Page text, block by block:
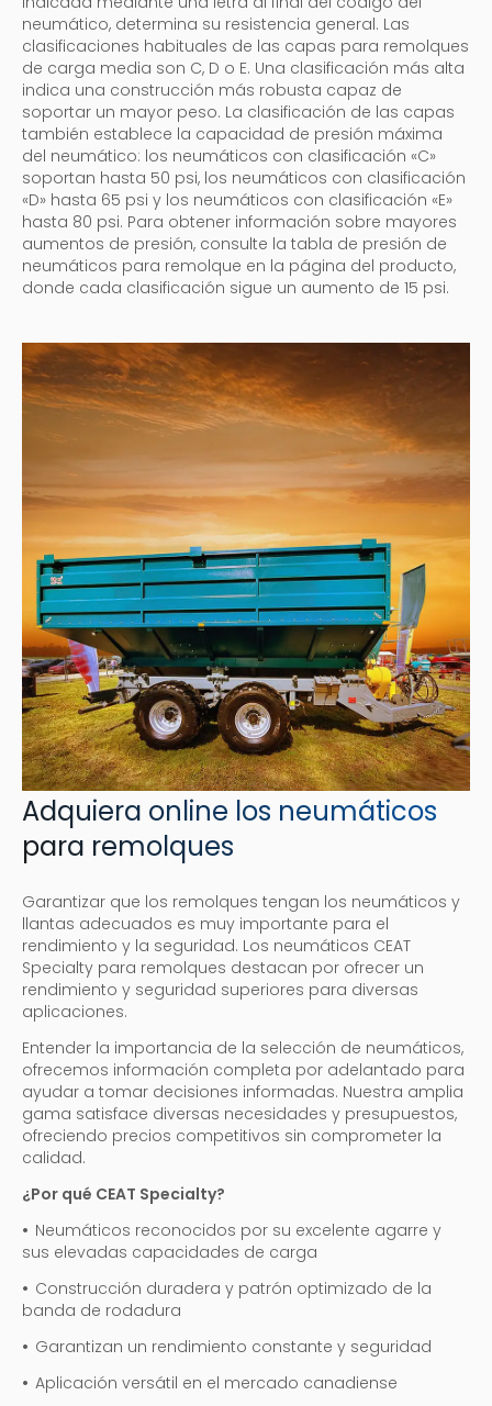
neumático, determina su resistencia general. Las
clasificaciones habituales de las capas para remolques
de carga media son C, D o E. Una clasificación más alta
indica una construcción más robusta capaz de
soportar un mayor peso. La clasificación de las capas
también establece la capacidad de presión máxima
del neumático: los neumáticos con clasificación «C»
soportan hasta 50 psi, los neumáticos con clasificación
«D» hasta 65 psi y los neumáticos con clasificación «E»
hasta 80 psi. Para obtener información sobre mayores
aumentos de presión, consulte la tabla de presión de
neumáticos para remolque en la página del producto,
donde cada clasificación sigue un aumento de 15 psi.
Adquiera online los neumáticos
para remolques
Garantizar que los remolques tengan los neumáticos y
llantas adecuados es muy importante para el
rendimiento y la seguridad. Los neumáticos CEAT
Specialty para remolques destacan por ofrecer un
rendimiento y seguridad superiores para diversas
aplicaciones.
Entender la importancia de la selección de neumáticos,
ofrecemos información completa por adelantado para
ayudar a tomar decisiones informadas. Nuestra amplia
gama satisface diversas necesidades y presupuestos,
ofreciendo precios competitivos sin comprometer la
calidad.
¿Por qué CEAT Specialty?
• Neumáticos reconocidos por su excelente agarre y
sus elevadas capacidades de carga
• Construcción duradera y patrón optimizado de la
banda de rodadura
• Garantizan un rendimiento constante y seguridad
• Aplicación versátil en el mercado canadiense